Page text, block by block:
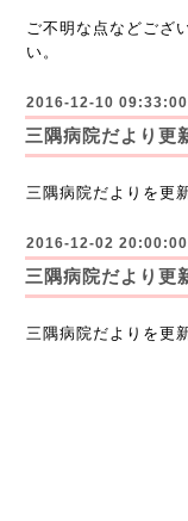
ご不明な点などござ
い。
2016-12-10 09:33:00
三隅病院だより更
三隅病院だよりを更
2016-12-02 20:00:00
三隅病院だより更
三隅病院だよりを更